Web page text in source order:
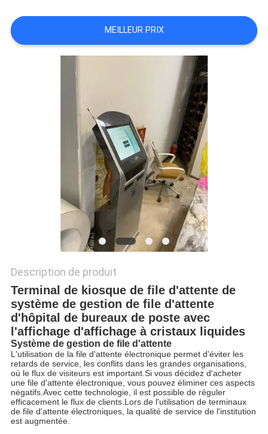
DU
SITE
MEILLEUR PRIX
Description de produit
Terminal de kiosque de file d'attente de
système de gestion de file d'attente
d'hôpital de bureaux de poste avec
l'affichage d'affichage à cristaux liquides
Système de gestion de file d'attente
L'utilisation de la file d'attente électronique permet d'éviter les
retards de service, les conflits dans les grandes organisations,
où le flux de visiteurs est important.Si vous décidez d'acheter
une file d'attente électronique, vous pouvez éliminer ces aspects
négatifs.Avec cette technologie, il est possible de réguler
efficacement le flux de clients.Lors de l'utilisation de terminaux
de file d'attente électroniques, la qualité de service de l'institution
est augmentée.